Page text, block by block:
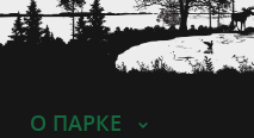
О ПАРКЕ